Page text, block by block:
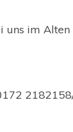
uns im